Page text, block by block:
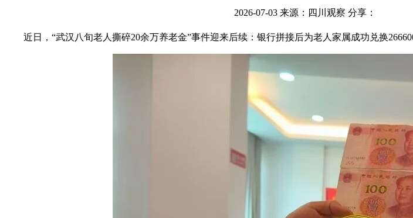
2026-07-03 来源：四川观察 分享：
近日，“武汉八旬老人撕碎20余万养老金”事件迎来后续：银行拼接后为老人家属成功兑换